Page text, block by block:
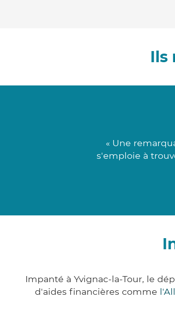
Ils
« Une
s'emploie à
Impanté à Yvignac-la-Tour, le
d'aides financières comme